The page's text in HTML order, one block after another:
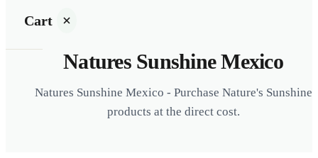
Cart
Natures Sunshine Mexico
Natures Sunshine Mexico - Purchase Nature's Sunshine
products at the direct cost.